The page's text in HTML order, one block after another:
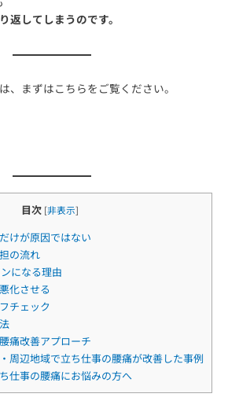
返してしまうのです。
、まずはこちらをご覧ください。
目次 [非表示]
けが原因ではない
の流れ
になる理由
化させる
チェック
痛改善アプローチ
周辺地域で立ち仕事の腰痛が改善した事例
仕事の腰痛にお悩みの方へ